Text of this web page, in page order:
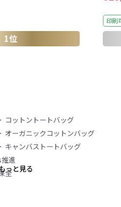
1位
印刷
コットントートバッグ
オーガニックコットンバッグ
キャンバストートバッグ
推進
全
っと見る